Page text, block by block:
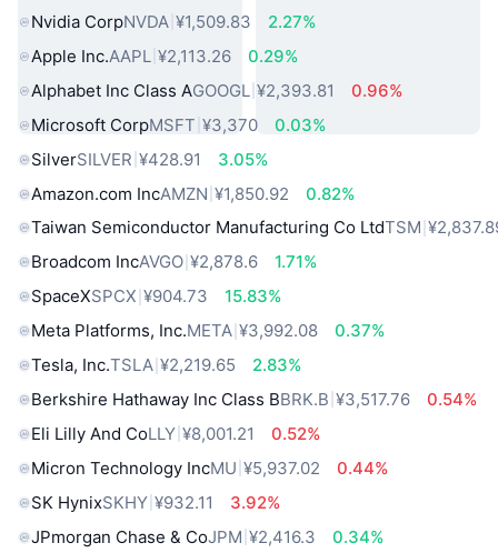
Nvidia CorpNVDA ¥1,509.83
2.27%
Apple Inc.AAPL ¥2,113.26
0.29%
Alphabet Inc Class AGOOGL ¥2,393.81
0.96%
Microsoft CorpMSFT ¥3,370
0.03%
SilverSILVER ¥428.91
3.05%
Amazon.com IncAMZN ¥1,850.92
0.82%
Taiwan Semiconductor Manufacturing Co LtdTSM
Broadcom IncAVGO ¥2,878.6
1.71%
SpaceXSPCX ¥904.73
15.83%
Meta Platforms, Inc.META ¥3,992.08
0.37%
Tesla, Inc.TSLA ¥2,219.65
2.83%
Berkshire Hathaway Inc Class BBRK.B ¥3,517.76
0.54%
Eli Lilly And CoLLY ¥8,001.21
0.52%
Micron Technology IncMU ¥5,937.02
0.44%
SK HynixSKHY ¥932.11
3.92%
JPmorgan Chase & CoJPM ¥2,416.3
0.34%